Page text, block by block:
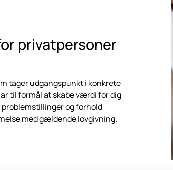
privatpersoner
tager udgangspunkt i konkrete
til formål at skabe værdi for dig
og forhold
med gældende lovgivning.